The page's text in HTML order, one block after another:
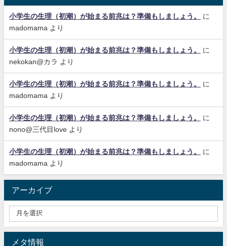
小学生の生理（初潮）が始まる前兆は？準備もしましょう。
に
madomama より
小学生の生理（初潮）が始まる前兆は？準備もしましょう。
に
nekokan@カラ より
小学生の生理（初潮）が始まる前兆は？準備もしましょう。
に
madomama より
小学生の生理（初潮）が始まる前兆は？準備もしましょう。
に
nono@三代目love より
小学生の生理（初潮）が始まる前兆は？準備もしましょう。
に
madomama より
アーカイブ
メタ情報